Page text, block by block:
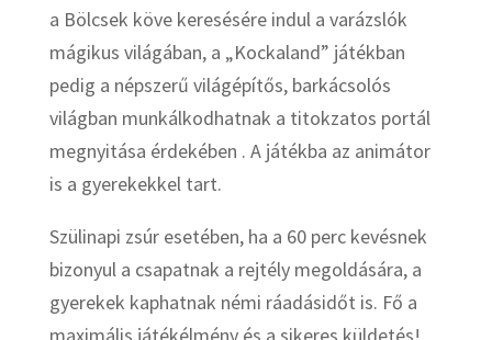
a Bölcsek köve keresésére indul a varázslók
mágikus világában, a „Kockaland” játékban
pedig a népszerű világépítős, barkácsolós
világban munkálkodhatnak a titokzatos portál
megnyitása érdekében . A játékba az animátor
is a gyerekekkel tart.
Szülinapi zsúr esetében, ha a 60 perc kevésnek
bizonyul a csapatnak a rejtély megoldására, a
gyerekek kaphatnak némi ráadásidőt is. Fő a
maximális játékélmény és a sikeres küldetés!